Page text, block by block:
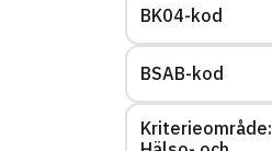
BK04-kod
BSAB-kod
Kriterieområde: